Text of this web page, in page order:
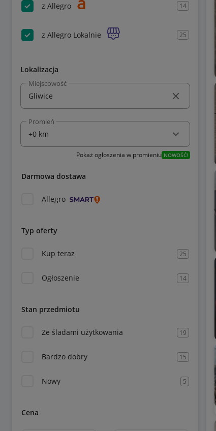
z Allegro 14
z Allegro Lokalnie 25
Lokalizacja
Miejscowość
Promień
Pokaż ogłoszenia w promieniu NOWOŚĆ!
Darmowa dostawa
Allegro
Typ oferty
Kup teraz 25
Ogłoszenie 14
Stan przedmiotu
Ze śladami użytkowania 19
Bardzo dobry 15
Nowy 5
Cena